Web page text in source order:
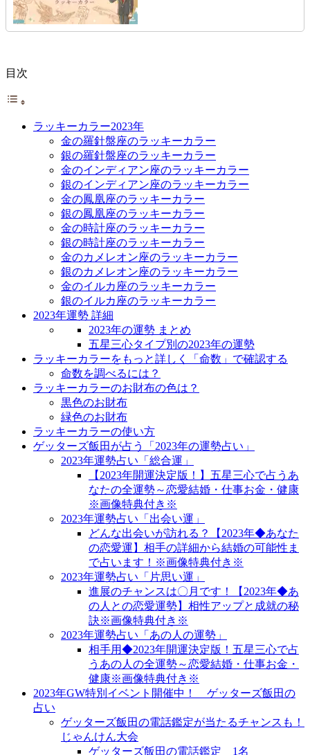
目次
ラッキーカラー2023年
金の羅針盤座のラッキーカラー
銀の羅針盤座のラッキーカラー
金のインディアン座のラッキーカラー
銀のインディアン座のラッキーカラー
金の鳳凰座のラッキーカラー
銀の鳳凰座のラッキーカラー
金の時計座のラッキーカラー
銀の時計座のラッキーカラー
金のカメレオン座のラッキーカラー
銀のカメレオン座のラッキーカラー
金のイルカ座のラッキーカラー
銀のイルカ座のラッキーカラー
2023年運勢 詳細
2023年の運勢 まとめ
五星三心タイプ別の2023年の運勢
ラッキーカラーをもっと詳しく「命数」で確認する
命数を調べるには？
ラッキーカラーのお財布の色は？
黒色のお財布
緑色のお財布
ラッキーカラーの使い方
ゲッターズ飯田が占う「2023年の運勢占い」
2023年運勢占い「総合運」
【2023年開運決定版！】五星三心で占うあ
なたの全運勢～恋愛結婚・仕事お金・健康
※画像特典付き※
2023年運勢占い「出会い運」
どんな出会いが訪れる？【2023年◆あなた
の恋愛運】相手の詳細から結婚の可能性ま
で占います！※画像特典付き※
2023年運勢占い「片思い運」
進展のチャンスは〇月です！【2023年◆あ
の人との恋愛運勢】相性アップと成就の秘
訣※画像特典付き※
2023年運勢占い「あの人の運勢」
相手用◆2023年開運決定版！五星三心で占
うあの人の全運勢～恋愛結婚・仕事お金・
健康※画像特典付き※
2023年GW特別イベント開催中！ ゲッターズ飯田の
占い
ゲッターズ飯田の電話鑑定が当たるチャンスも！
じゃんけん大会
ゲッターズ飯田の電話鑑定 1名